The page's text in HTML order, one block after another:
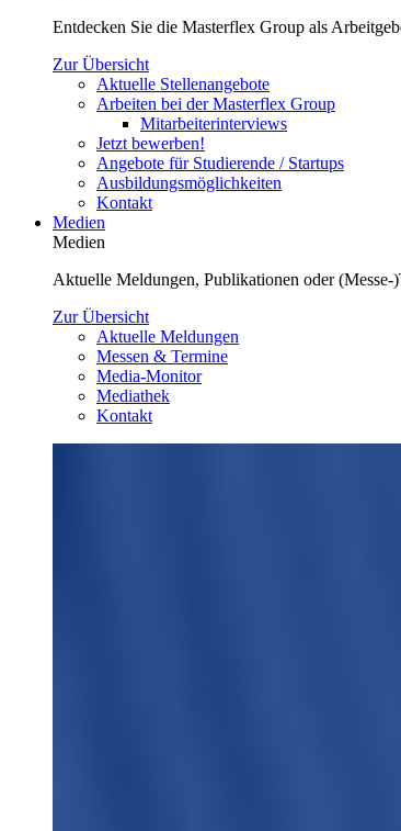
Entdecken Sie die Masterflex Group als
Zur Übersicht
Aktuelle Stellenangebote
Arbeiten bei der Masterflex Group
Mitarbeiterinterviews
Jetzt bewerben!
Angebote für Studierende / Startups
Ausbildungsmöglichkeiten
Kontakt
Medien
Medien
Aktuelle Meldungen, Publikationen oder
Zur Übersicht
Aktuelle Meldungen
Messen & Termine
Media-Monitor
Mediathek
Kontakt